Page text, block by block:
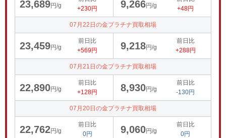
23,689円/g
+230円
9,266円/g
+48円
07月22日の金プラチナ買取相場
23,459円/g
前日比
+569円
9,218円/g
前日比
+288円
07月21日の金プラチナ買取相場
22,890円/g
前日比
+128円
8,930円/g
前日比
-130円
07月20日の金プラチナ買取相場
22,762円/g
前日比
0円
9,060円/g
前日比
0円